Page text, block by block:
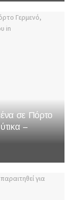
σε Πόρτο
–